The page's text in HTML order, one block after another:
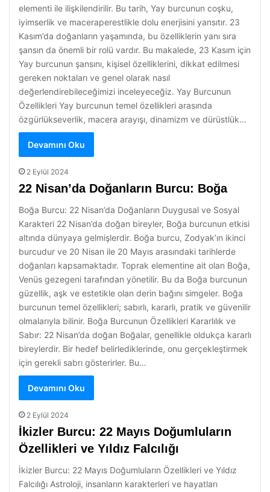
elementi ile ilişkilendirilir. Bu tarih, Yay burcunun coşku,
iyimserlik ve maceraperestlikle dolu enerjisini yansıtır. 23
Kasım’da doğanların yaşamında, bu özelliklerin yanı sıra
şansın da önemli bir rolü vardır. Bu makalede, 23 Kasım için
Yay burcunun şansını, kişisel özelliklerini, dikkat edilmesi
gereken noktaları ve genel olarak nasıl
değerlendirebileceğimizi inceleyeceğiz. Yay Burcunun
Özellikleri Yay burcunun temel özellikleri arasında
özgürlükseverlik, macera arayışı, dinamizm ve dürüstlük…
Devamını Oku
2 Eylül 2024
22 Nisan’da Doğanların Burcu: Boğa
Boğa Burcu: 22 Nisan’da Doğanların Duygusal ve Sosyal
Karakteri 22 Nisan’da doğan bireyler, Boğa burcunun etkisi
altında dünyaya gelmişlerdir. Boğa burcu, Zodyak’ın ikinci
burcudur ve 20 Nisan ile 20 Mayıs arasındaki tarihlerde
doğanları kapsamaktadır. Toprak elementine ait olan Boğa,
Venüs gezegeni tarafından yönetilir. Bu da Boğa burcunun
güzellik, aşk ve estetikle olan derin bağını simgeler. Boğa
burcunun temel özellikleri; sabırlı, kararlı, pratik ve güvenilir
olmalarıyla bilinir. Boğa Burcunun Özellikleri Kararlılık ve
Sabır: 22 Nisan’da doğan Boğalar, genellikle oldukça kararlı
bireylerdir. Bir hedef belirlediklerinde, onu gerçekleştirmek
için gerekli sabrı gösterirler. Bu…
Devamını Oku
2 Eylül 2024
İkizler Burcu: 22 Mayıs Doğumluların
Özellikleri ve Yıldız Falcılığı
İkizler Burcu: 22 Mayıs Doğumluların Özellikleri ve Yıldız
Falcılığı Astroloji, insanların karakterleri ve hayatları